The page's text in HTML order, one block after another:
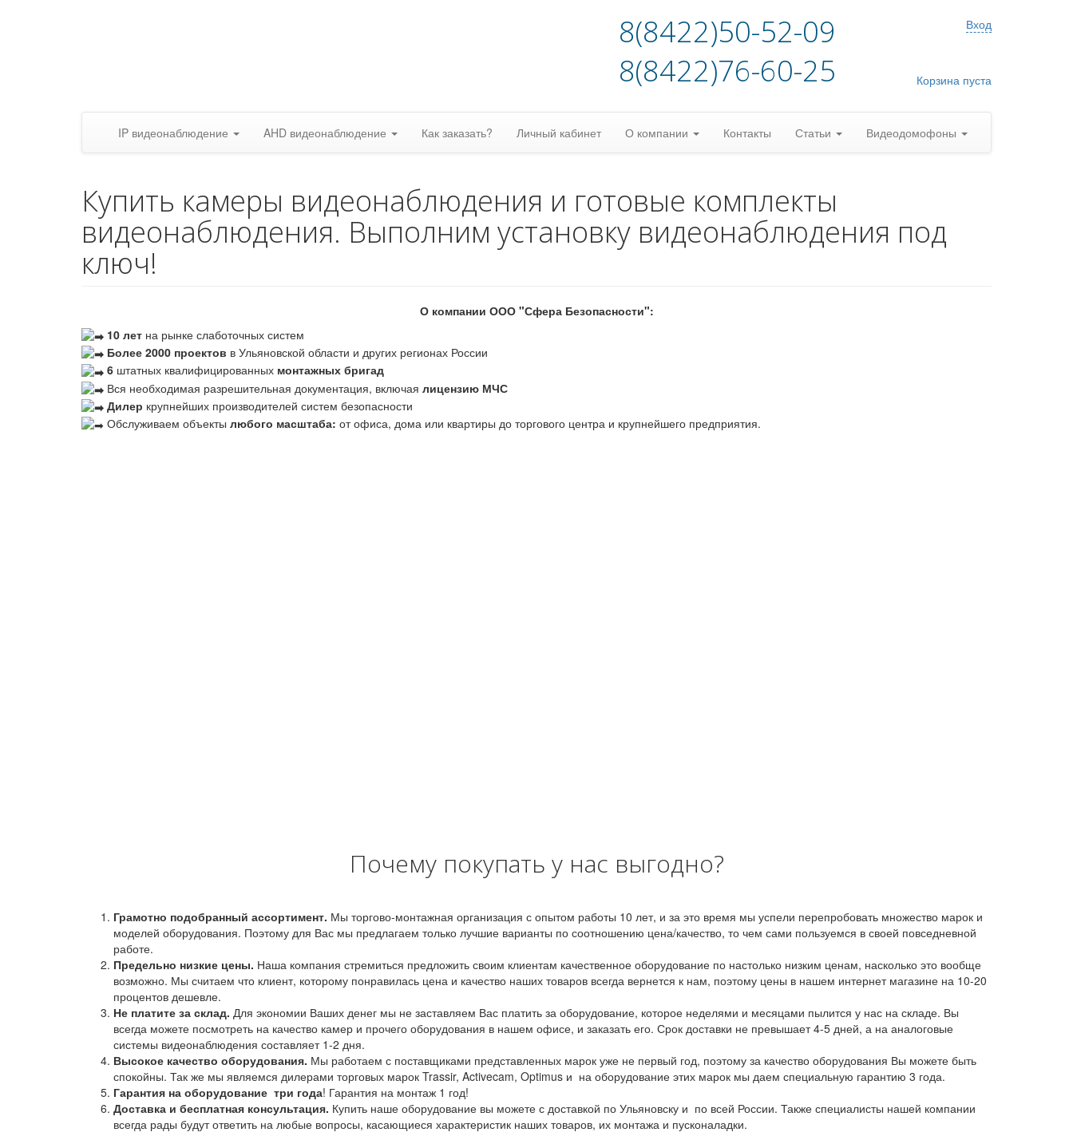
8(8422)50-52-09
8(8422)76-60-25
Вход
Корзина пуста
IP видеонаблюдение AHD видеонаблюдение Как заказать? Личный кабинет О компании Контакты Статьи Видеодомофоны
Купить камеры видеонаблюдения и готовые комплекты
видеонаблюдения. Выполним установку видеонаблюдения под
ключ!
О компании ООО "Сфера Безопасности":
10 лет на рынке слаботочных систем
Более 2000 проектов в Ульяновской области и других регионах России
6 штатных квалифицированных монтажных бригад
Вся необходимая разрешительная документация, включая лицензию МЧС
Дилер крупнейших производителей систем безопасности
Обслуживаем объекты любого масштаба: от офиса, дома или квартиры до торгового центра и крупнейшего предприятия.
Почему покупать у нас выгодно?
Грамотно подобранный ассортимент. Мы торгово-монтажная организация с опытом работы 10 лет, и за это время мы успели перепробовать множество марок и
моделей оборудования. Поэтому для Вас мы предлагаем только лучшие варианты по соотношению цена/качество, то чем сами пользуемся в своей повседневной
работе.
Предельно низкие цены. Наша компания стремиться предложить своим клиентам качественное оборудование по настолько низким ценам, насколько это вообще
возможно. Мы считаем что клиент, которому понравилась цена и качество наших товаров всегда вернется к нам, поэтому цены в нашем интернет магазине на 10-20
процентов дешевле.
Не платите за склад. Для экономии Ваших денег мы не заставляем Вас платить за оборудование, которое неделями и месяцами пылится у нас на складе. Вы
всегда можете посмотреть на качество камер и прочего оборудования в нашем офисе, и заказать его. Срок доставки не превышает 4-5 дней, а на аналоговые
системы видеонаблюдения составляет 1-2 дня.
Высокое качество оборудования. Мы работаем с поставщиками представленных марок уже не первый год, поэтому за качество оборудования Вы можете быть
спокойны. Так же мы являемся дилерами торговых марок Trassir, Activecam, Optimus и на оборудование этих марок мы даем специальную гарантию 3 года.
Гарантия на оборудование три года! Гарантия на монтаж 1 год!
Доставка и бесплатная консультация. Купить наше оборудование вы можете с доставкой по Ульяновску и по всей России. Также специалисты нашей компании
всегда рады будут ответить на любые вопросы, касающиеся характеристик наших товаров, их монтажа и пусконаладки.